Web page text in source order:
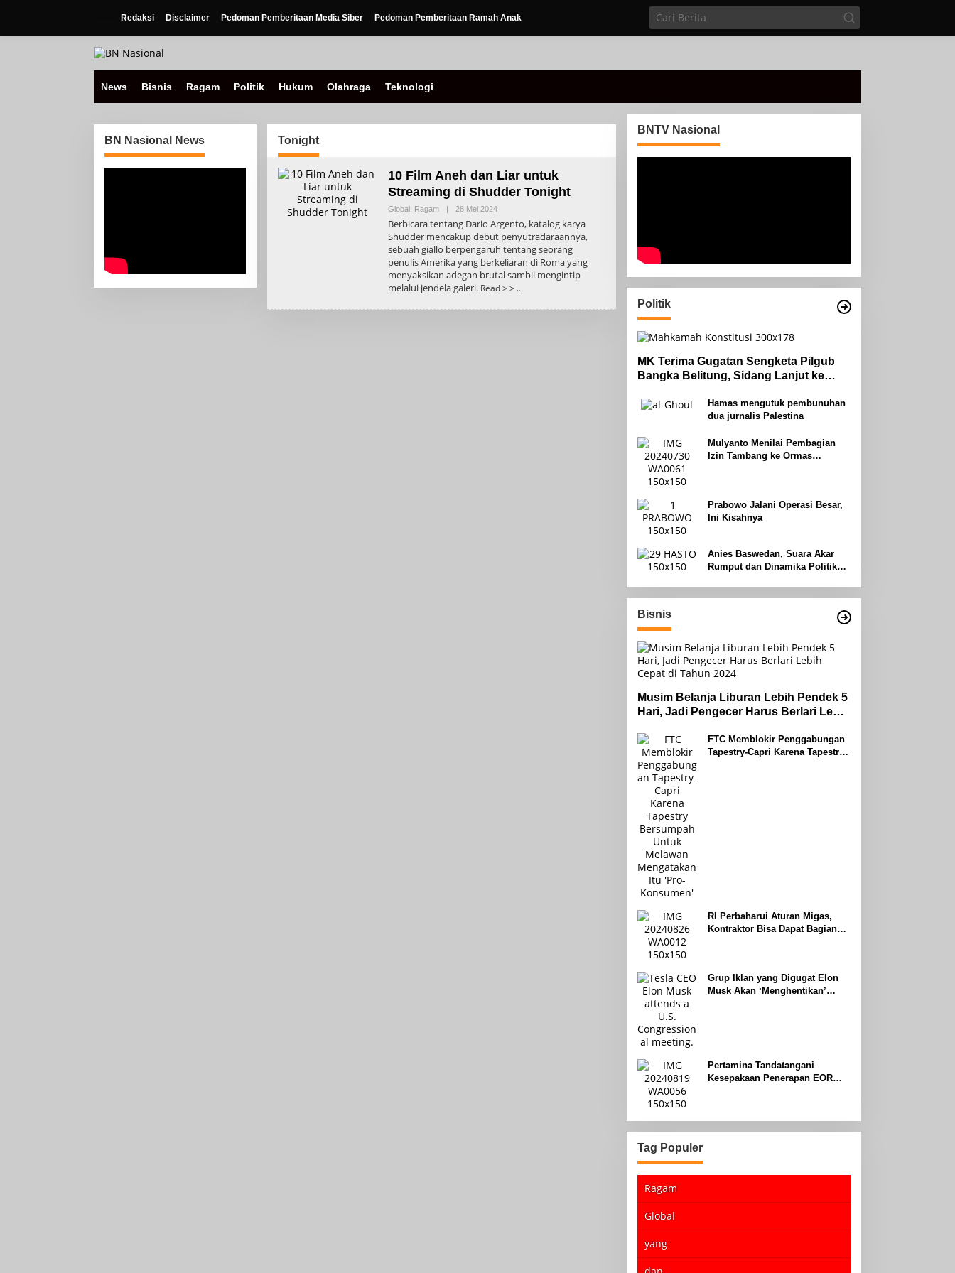
Redaksi Disclaimer Pedoman Pemberitaan Media Siber Pedoman Pemberitaan Ramah Anak
News Bisnis Ragam Politik Hukum Olahraga Teknologi
BN Nasional News Tonight
10 Film Aneh dan Liar untuk
Streaming di Shudder Tonight
Global Ragam 28 Mei 2024Oleh
Berbicara tentang Dario Argento, katalog karya
Shudder mencakup debut penyutradaraannya,
sebuah giallo berpengaruh tentang seorang
penulis Amerika yang berkeliaran di Roma yang
menyaksikan adegan brutal sambil mengintip
melalui jendela galeri. Read > >
BNTV Nasional
Politik
MK Terima Gugatan Sengketa Pilgub
Bangka Belitung, Sidang Lanjut ke
Hamas mengutuk pembunuhan
dua jurnalis Palestina
Mulyanto Menilai Pembagian
Izin Tambang ke Ormas
Prabowo Jalani Operasi Besar,
Ini Kisahnya
Anies Baswedan, Suara Akar
Rumput dan Dinamika Politik
Bisnis
Musim Belanja Liburan Lebih Pendek 5
Hari, Jadi Pengecer Harus Berlari Lebih
FTC Memblokir Penggabungan
Tapestry-Capri Karena Tapestry
RI Perbaharui Aturan Migas,
Kontraktor Bisa Dapat Bagian
Grup Iklan yang Digugat Elon
Musk Akan ‘Menghentikan’
Pertamina Tandatangani
Kesepakaan Penerapan EOR
Tag Populer
Ragam
Global
yang